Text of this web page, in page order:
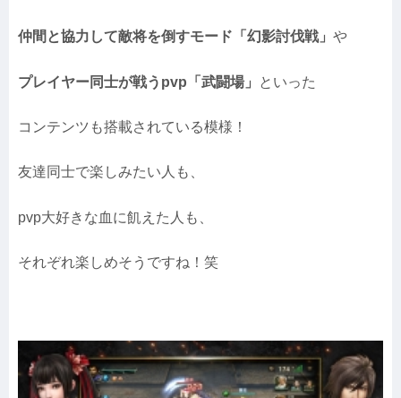
仲間と協力して敵将を倒すモード「幻影討伐戦」 や
プレイヤー同士が戦うpvp「武闘場」 といった
コンテンツも搭載されている模様！
友達同士で楽しみたい人も、
pvp大好きな血に飢えた人も、
それぞれ楽しめそうですね！笑